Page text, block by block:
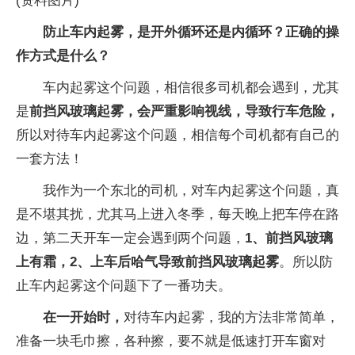
防止车内起雾，是开外循环还是内循环？正确的操
作方式是什么？
车内起雾这个问题，相信很多司机都会遇到，尤其
是前挡风玻璃起雾，会严重影响视线，导致行车危险，
所以对待车内起雾这个问题，相信每个司机都有自己的
一套方法！
我作为一个东北的司机，对车内起雾这个问题，真
是不堪其扰，尤其马上进入冬季，每天晚上把车停在路
边，第二天开车一定会遇到两个问题， 1、前挡风玻璃
上有霜，2、上车后哈气导致前挡风玻璃起雾。所以防
止车内起雾这个问题下了一番功夫。
在一开始时， 对待车内起雾，我的方法非常简单，
准备一块毛巾擦，各种擦，要不就是低速打开车窗对